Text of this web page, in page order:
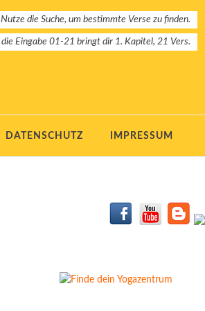
die Suche, um bestimmte Verse zu finden.
die Eingabe 01-21 bringt dir 1. Kapitel, 21 Vers.
DATENSCHUTZ IMPRESSUM